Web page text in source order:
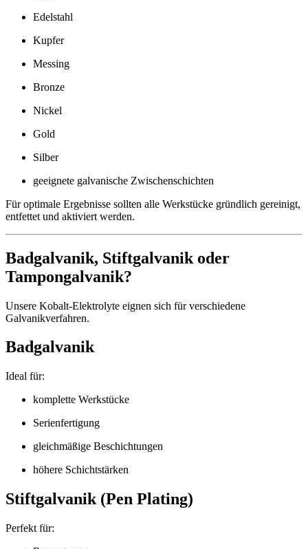
Edelstahl
Kupfer
Messing
Bronze
Nickel
Gold
Silber
geeignete galvanische Zwischenschichten
Für optimale Ergebnisse sollten alle Werkstücke gründlich gereinigt,
entfettet und aktiviert werden.
Badgalvanik, Stiftgalvanik oder
Tampongalvanik?
Unsere Kobalt-Elektrolyte eignen sich für verschiedene
Galvanikverfahren.
Badgalvanik
Ideal für:
komplette Werkstücke
Serienfertigung
gleichmäßige Beschichtungen
höhere Schichtstärken
Stiftgalvanik (Pen Plating)
Perfekt für: